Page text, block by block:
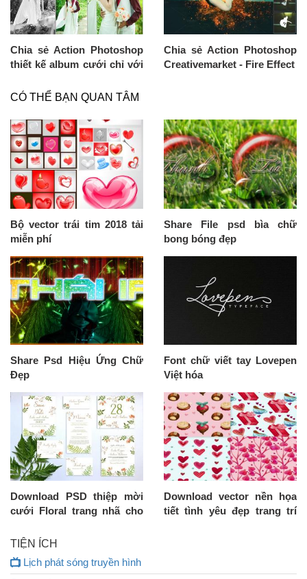
Chia sẻ Action Photoshop
thiết kế album cưới chỉ với
Chia sẻ Action Photoshop
Creativemarket - Fire Effect
CÓ THỂ BẠN QUAN TÂM
Bộ vector trái tim 2018 tải
miễn phí
Share File psd bìa chữ
bong bóng đẹp
Share Psd Hiệu Ứng Chữ
Đẹp
Font chữ viết tay Lovepen
Việt hóa
Download PSD thiệp mời
cưới Floral trang nhã cho
Download vector nền họa
tiết tình yêu đẹp trang trí
TIỆN ÍCH
Lịch phát sóng truyền hình